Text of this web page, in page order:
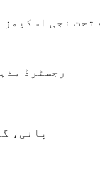
رجسٹرڈ
پانی،